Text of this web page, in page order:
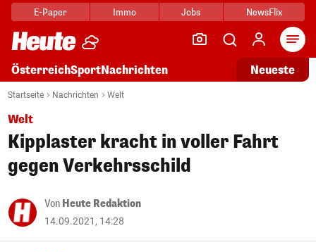
E-Paper Immo Jobs NewsFlix
ÖsterreichSportNachrichten Neueste
Startseite Nachrichten Welt
Welt
Kipplaster kracht in voller Fahrt
gegen Verkehrsschild
Von Heute Redaktion
14.09.2021, 14:28